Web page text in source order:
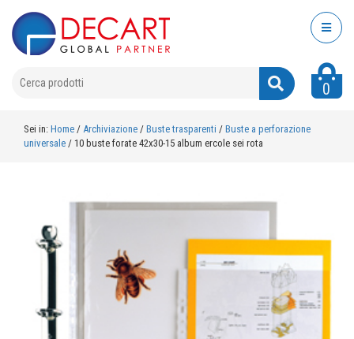
0
Sei in: Home / Archiviazione / Buste trasparenti / Buste a perforazione
universale / 10 buste forate 42x30-15 album ercole sei rota